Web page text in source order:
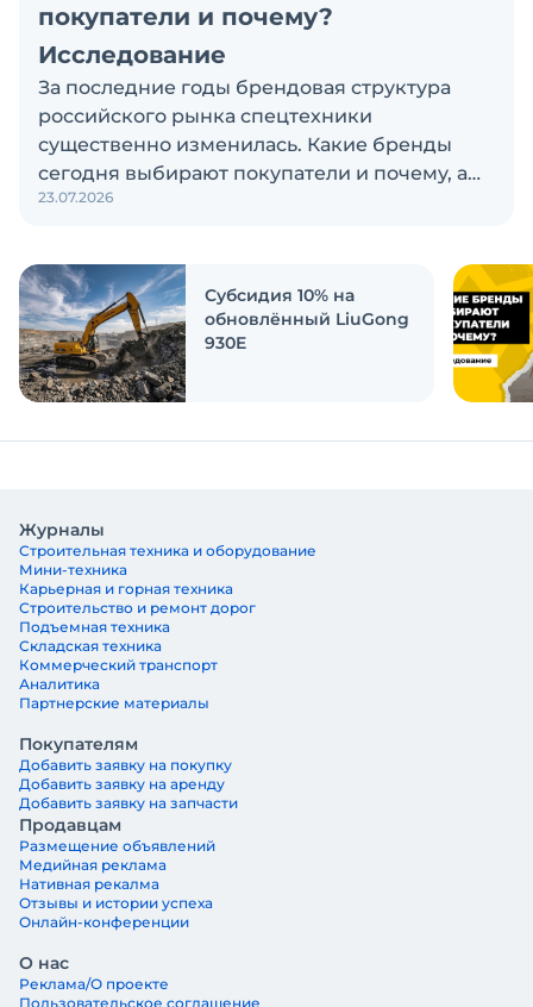
покупатели и почему?
Исследование
За последние годы брендовая структура
российского рынка спецтехники
существенно изменилась. Какие бренды
сегодня выбирают покупатели и почему, а
также кого считают лидерами рынка?
ответить на эти вопросы
23.07.2026
Субсидия 10% на
обновлённый LiuGong
930E
Журналы
Строительная техника и оборудование
Мини-техника
Карьерная и горная техника
Строительство и ремонт дорог
Подъемная техника
Складская техника
Коммерческий транспорт
Аналитика
Партнерские материалы
Покупателям
Добавить заявку на покупку
Добавить заявку на аренду
Добавить заявку на запчасти
Продавцам
Размещение объявлений
Медийная реклама
Нативная рекалма
Отзывы и истории успеха
Онлайн-конференции
О нас
Реклама/О проекте
Пользовательское соглашение